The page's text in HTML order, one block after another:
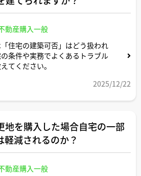
動産購入一般
住宅の建築可否」はどう扱われ
条件や実務でよくあるトラブル
てください。
2025/12/22
地を購入した場合自宅の一部
軽減されるのか？
動産購入一般